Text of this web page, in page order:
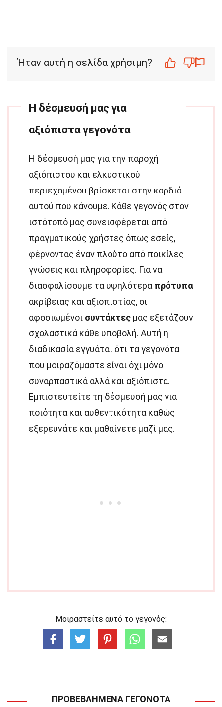
Ήταν αυτή η σελίδα χρήσιμη?
Η δέσμευσή μας για
αξιόπιστα γεγονότα
Η δέσμευσή μας για την παροχή
αξιόπιστου και ελκυστικού
περιεχομένου βρίσκεται στην καρδιά
αυτού που κάνουμε. Κάθε γεγονός στον
ιστότοπό μας συνεισφέρεται από
πραγματικούς χρήστες όπως εσείς,
φέρνοντας έναν πλούτο από ποικίλες
γνώσεις και πληροφορίες. Για να
διασφαλίσουμε τα υψηλότερα πρότυπα
ακρίβειας και αξιοπιστίας, οι
αφοσιωμένοι συντάκτες μας εξετάζουν
σχολαστικά κάθε υποβολή. Αυτή η
διαδικασία εγγυάται ότι τα γεγονότα
που μοιραζόμαστε είναι όχι μόνο
συναρπαστικά αλλά και αξιόπιστα.
Εμπιστευτείτε τη δέσμευσή μας για
ποιότητα και αυθεντικότητα καθώς
εξερευνάτε και μαθαίνετε μαζί μας.
Μοιραστείτε αυτό το γεγονός:
ΠΡΟΒΕΒΛΗΜΈΝΑ ΓΕΓΟΝΌΤΑ